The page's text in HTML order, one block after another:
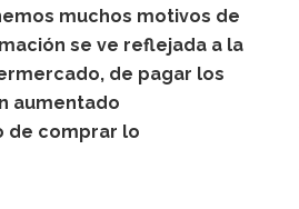
muchos motivos de
se ve reflejada a la
de pagar los
aumentado
de comprar lo